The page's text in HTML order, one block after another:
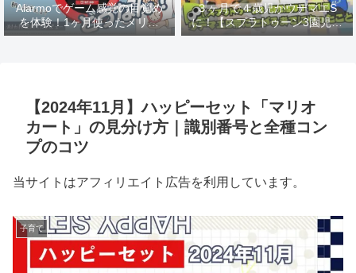
Alarmoでゲーム感覚の目覚め
を体験！1ヶ月使ったメリッ
ト・デメリットを徹底レビュー
３ヶ月で４歳児がウデマエS
に！【スプラトゥーン3園児指
導】第１回：ウデマエBに上が
【2024年11月】ハッピーセット「マリオ
カート」の見分け方｜識別番号と全種コン
プのコツ
当サイトはアフィリエイト広告を利用しています。
子育て